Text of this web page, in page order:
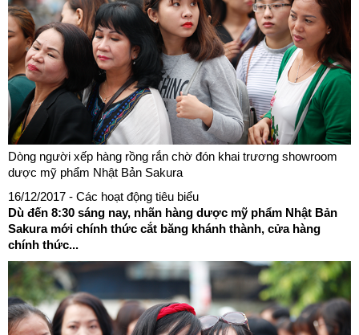
Dòng người xếp hàng rồng rắn chờ đón khai trương showroom
dược mỹ phẩm Nhật Bản Sakura
16/12/2017 - Các hoạt động tiêu biểu
Dù đến 8:30 sáng nay, nhãn hàng dược mỹ phẩm Nhật Bản
Sakura mới chính thức cắt băng khánh thành, cửa hàng
chính thức...